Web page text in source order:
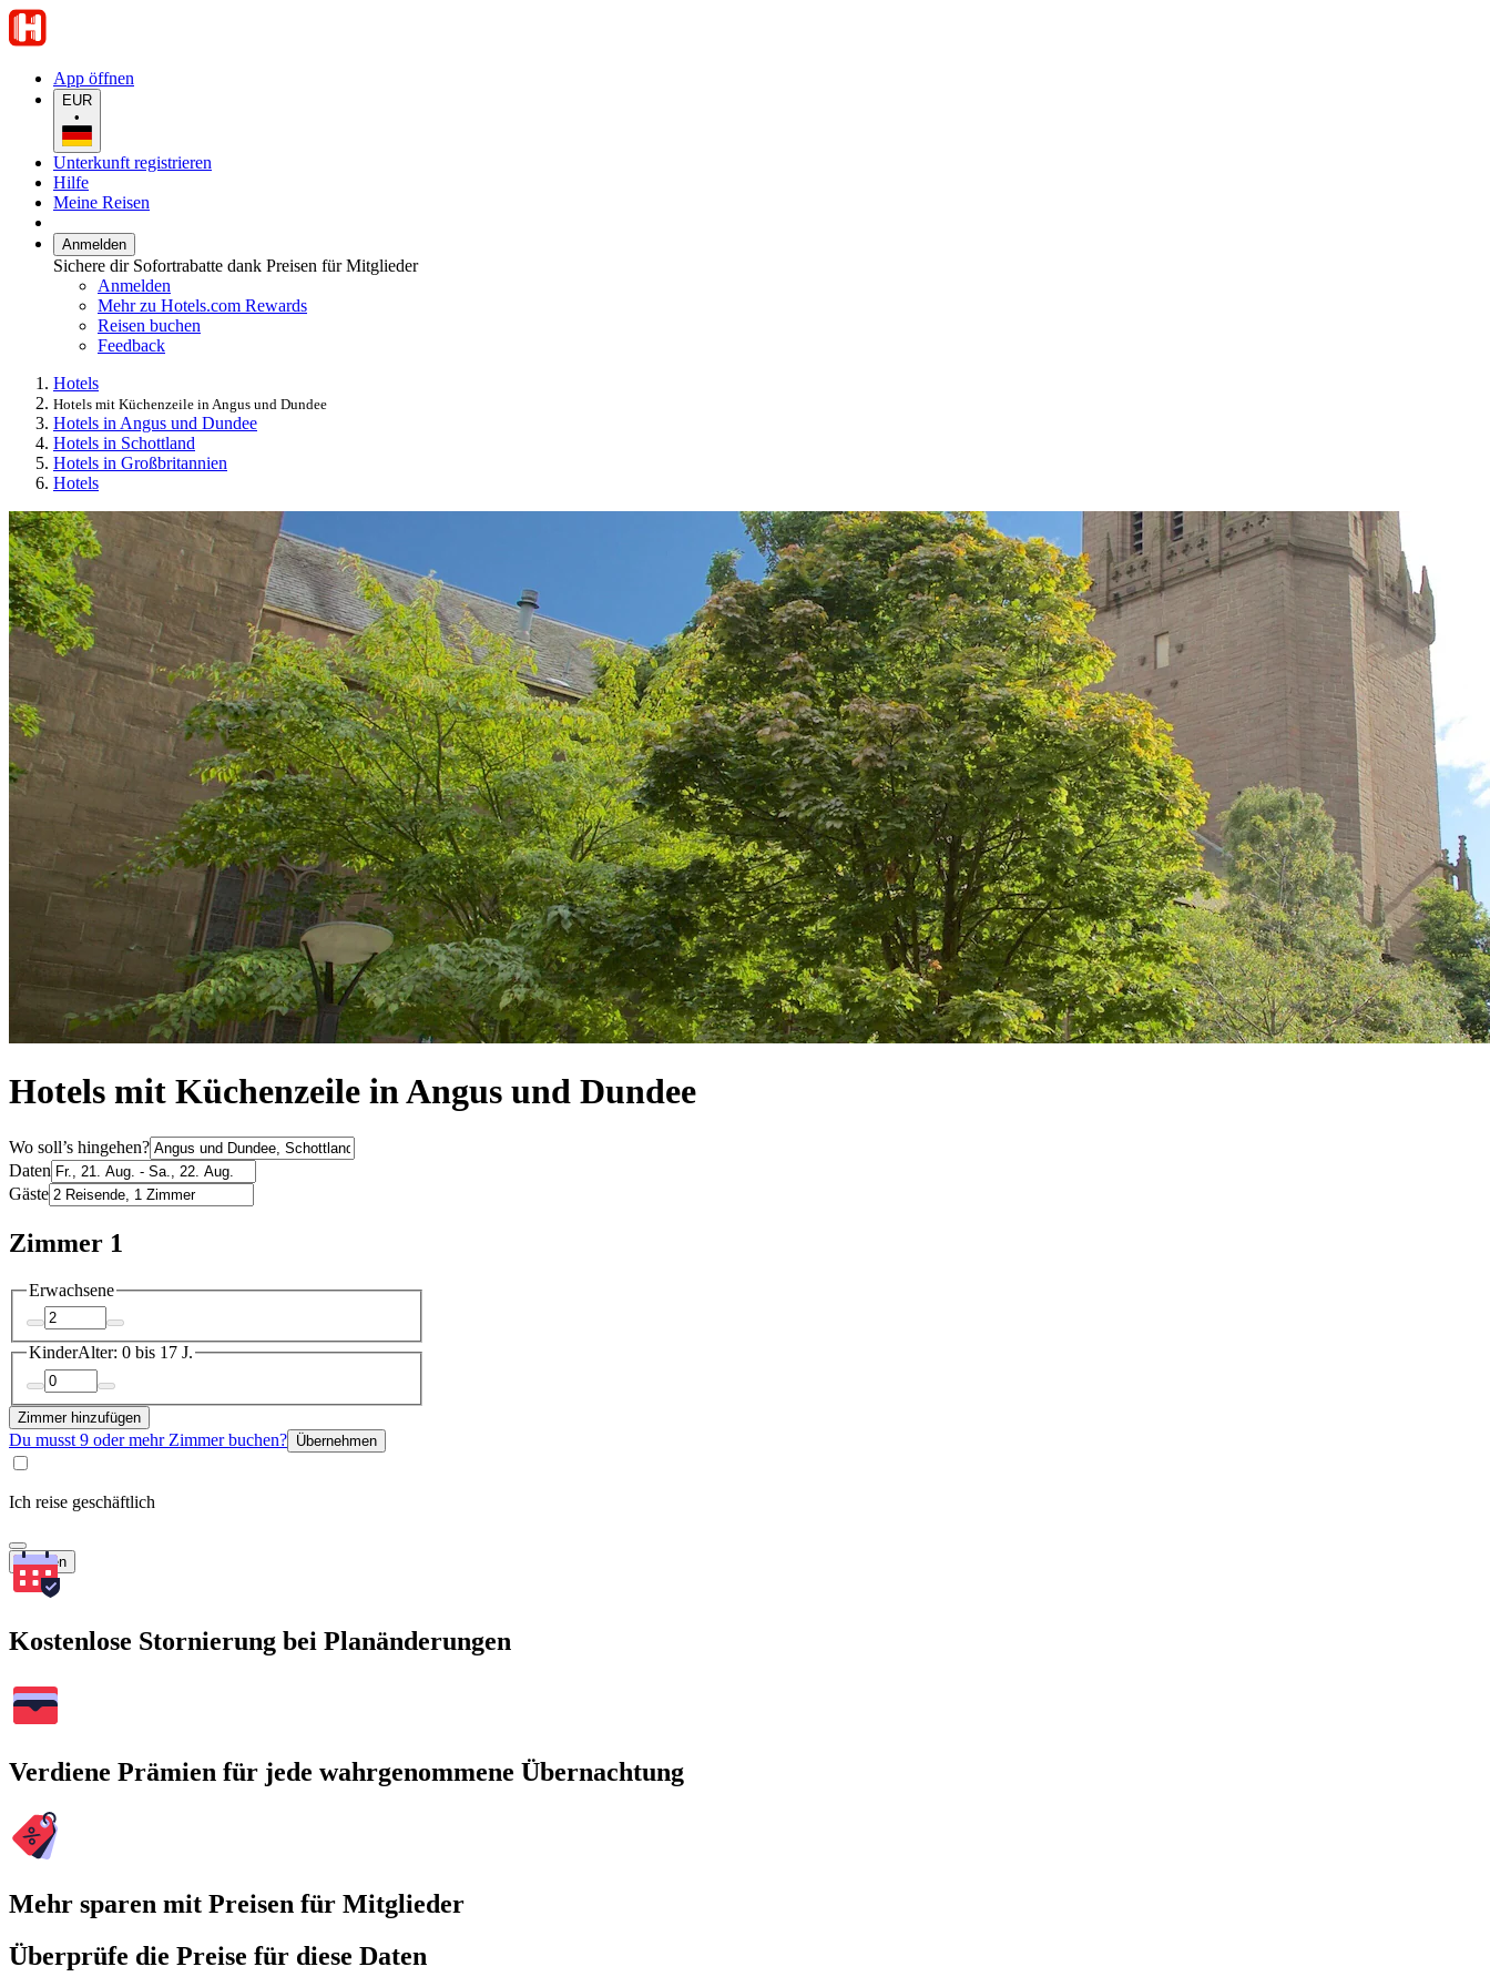
App öffnen
EUR
•
Unterkunft registrieren
Hilfe
Meine Reisen
Anmelden
Sichere dir Sofortrabatte dank Preisen für Mitglieder
Anmelden
Mehr zu Hotels.com Rewards
Reisen buchen
Feedback
Hotels
Hotels mit Küchenzeile in Angus und Dundee
Hotels in Angus und Dundee
Hotels in Schottland
Hotels in Großbritannien
Hotels
Hotels mit Küchenzeile in Angus und Dundee
Wo soll’s hingehen?
Daten
Gäste
Zimmer 1
Erwachsene
KinderAlter: 0 bis 17 J.
Zimmer hinzufügen
Du musst 9 oder mehr Zimmer buchen? Übernehmen
Ich reise geschäftlich
Suchen
Kostenlose Stornierung bei Planänderungen
Verdiene Prämien für jede wahrgenommene Übernachtung
Mehr sparen mit Preisen für Mitglieder
Überprüfe die Preise für diese Daten